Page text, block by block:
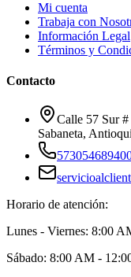
Mi cuenta
Trabaja con
Información Legal
Términos y
Contacto
Calle 57 Sur
Sabaneta,
Horario de atención:
Lunes - Viernes: 8:00
Sábado: 8:00 AM -